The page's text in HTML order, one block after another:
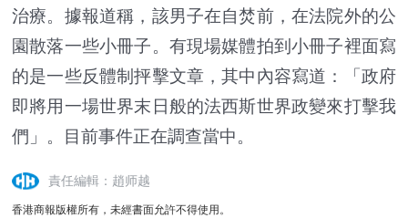
治療。據報道稱，該男子在自焚前，在法院外的公
園散落一些小冊子。有現場媒體拍到小冊子裡面寫
的是一些反體制抨擊文章，其中內容寫道：「政府
即將用一場世界末日般的法西斯世界政變來打擊我
們」。目前事件正在調查當中。
責任編輯：趙师越
香港商報版權所有，未經書面允許不得使用。